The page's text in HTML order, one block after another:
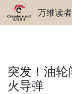
万维读
突发！油轮
火导弹